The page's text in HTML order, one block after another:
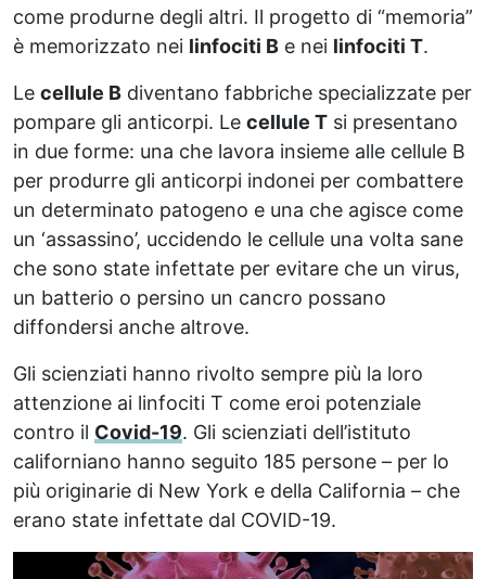
come produrne degli altri. Il progetto di “memoria”
è memorizzato nei linfociti B e nei linfociti T.
Le cellule B diventano fabbriche specializzate per
pompare gli anticorpi. Le cellule T si presentano
in due forme: una che lavora insieme alle cellule B
per produrre gli anticorpi indonei per combattere
un determinato patogeno e una che agisce come
un ‘assassino’, uccidendo le cellule una volta sane
che sono state infettate per evitare che un virus,
un batterio o persino un cancro possano
diffondersi anche altrove.
Gli scienziati hanno rivolto sempre più la loro
attenzione ai linfociti T come eroi potenziale
contro il Covid-19. Gli scienziati dell’istituto
californiano hanno seguito 185 persone – per lo
più originarie di New York e della California – che
erano state infettate dal COVID-19.